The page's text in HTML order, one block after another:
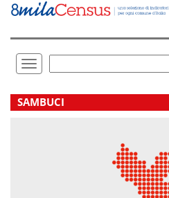
Vai
direttamente
Toggle
navigation
.
SAMBUCI